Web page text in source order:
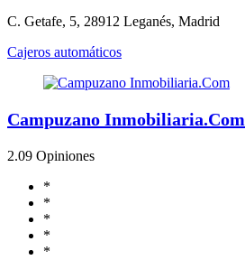
C. Getafe, 5, 28912 Leganés, Madrid
Cajeros automáticos
Campuzano Inmobiliaria.Com
2.09 Opiniones
*
*
*
*
*